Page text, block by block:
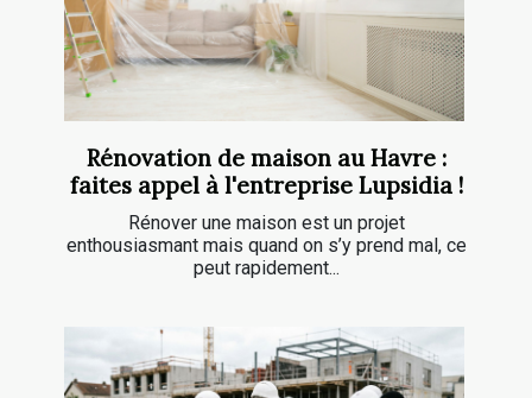
Rénovation de maison au Havre :
faites appel à l'entreprise Lupsidia !
Rénover une maison est un projet
enthousiasmant mais quand on s’y prend mal, ce
peut rapidement...